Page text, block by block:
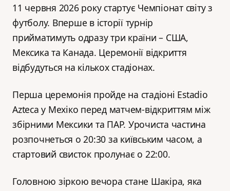
11 червня 2026 року стартує Чемпіонат світу з
футболу. Вперше в історії турнір
прийматимуть одразу три країни – США,
Мексика та Канада. Церемонії відкриття
відбудуться на кількох стадіонах.
Перша церемонія пройде на стадіоні Estadio
Azteca у Мехіко перед матчем-відкриттям між
збірними Мексики та ПАР. Урочиста частина
розпочнеться о 20:30 за київським часом, а
стартовий свисток пролунає о 22:00.
Головною зіркою вечора стане Шакіра, яка